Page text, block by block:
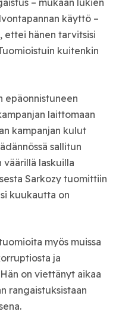
– mukaan lukien
käyttö –
ettei hänen tarvitsisi
kuitenkin
epäonnistuneen
laittomaan
kampanjan kulut
sallitun
laskuilla
Sarkozy tuomittiin
kuukautta on
myös muissa
ja
on viettänyt aikaa
rangaistuksistaan